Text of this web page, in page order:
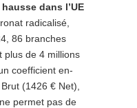
dans l’UE
radicalisé,
86 branches
plus de 4 millions
coefficient en-
(1426 € Net),
permet pas de